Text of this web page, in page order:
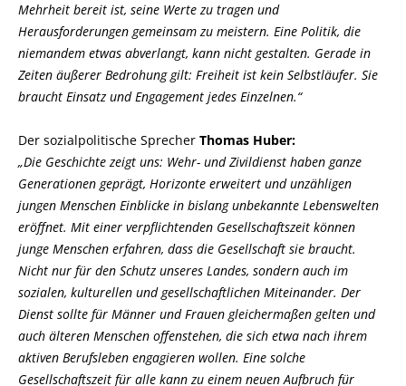
Mehrheit bereit ist, seine Werte zu tragen und
Herausforderungen gemeinsam zu meistern. Eine Politik, die
niemandem etwas abverlangt, kann nicht gestalten. Gerade in
Zeiten äußerer Bedrohung gilt: Freiheit ist kein Selbstläufer. Sie
braucht Einsatz und Engagement jedes Einzelnen.“
Der sozialpolitische Sprecher Thomas Huber:
Die Geschichte zeigt uns: Wehr- und Zivildienst haben ganze
Generationen geprägt, Horizonte erweitert und unzähligen
jungen Menschen Einblicke in bislang unbekannte Lebenswelten
eröffnet. Mit einer verpflichtenden Gesellschaftszeit können
junge Menschen erfahren, dass die Gesellschaft sie braucht.
Nicht nur für den Schutz unseres Landes, sondern auch im
sozialen, kulturellen und gesellschaftlichen Miteinander. Der
Dienst sollte für Männer und Frauen gleichermaßen gelten und
auch älteren Menschen offenstehen, die sich etwa nach ihrem
aktiven Berufsleben engagieren wollen. Eine solche
Gesellschaftszeit für alle kann zu einem neuen Aufbruch für